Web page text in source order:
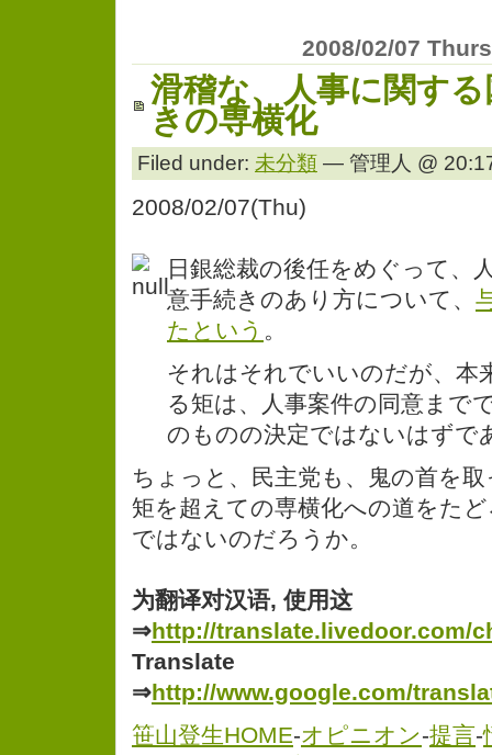
2008/02/07
滑稽な、人事に関す
きの専横化
Filed under: 未分類 — 管理人 @
2008/02/07(Thu)
日銀総裁の後任をめぐって、
意手続きのあり方について、
たという 。
それはそれでいいのだが、本
る矩は、人事案件の同意まで
のものの決定ではないはずで
ちょっと、民主党も、鬼の首を
矩を超えての専横化への道をた
ではないのだろうか。
为翻译对汉语, 使用这
⇒http://translate.livedoor.com/
Translate
⇒http://www.google.com/
笹山登生HOME-オピニオン-提言-